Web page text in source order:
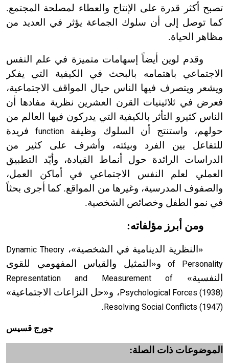
تصبح أكثر قدرة على الإنتاج والعطاء لمصلحة المجتمع.
كما توصل إلى أن سلوك الجماعة يؤثر في العديد من
مظاهر الحياة.
وقدم لوين أيضاً إسهامات متميزة في علم النفس
الاجتماعي باهتمامه بالبحث في الكيفية التي يفكر
ويشعر ويتصرف فيها الناس حيال المواقف الاجتماعية،
فعرض في ثلاثينيات القرن العشرين نظرية مفادها أن
الناس كثيرو التأثر بالكيفية التي يدركون فيها العالم من
حولهم، واستنتج أن السلوك وظيفة functionفريدة
للتفاعل بين الفرد وبيئته، وأشرف على كثير من
الدراسات الرائدة حول أنماط القيادة، وأيّد التطبيق
العملي لعلم النفس الاجتماعي في أماكن العمل،
والصفوف المدرسية، وغيرها من المواقع. كما أجرى بحثاً
في نمو الطفل وخصائص الشخصية.
ومن أبرز مؤلفاته:
«النظرية الدينامية في الشخصية»،Dynamic Theory
of Personalityو«التمثيل والقياس المفهومي للقوى
النفسية»Representation and Measurement of
Psychological Forces (1938) ، و«حل النزاعات الاجتماعية»
Resolving Social Conflicts (1947)
.
جورج قسيس
الموضوعات ذات الصلة: